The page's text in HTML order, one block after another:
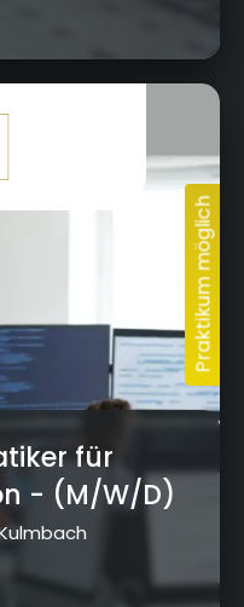
für
- (M/W/D)